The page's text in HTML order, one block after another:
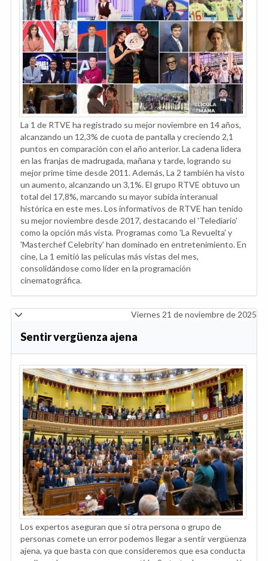
La 1 de RTVE ha registrado su mejor noviembre en 14 años,
alcanzando un 12,3% de cuota de pantalla y creciendo 2,1
puntos en comparación con el año anterior. La cadena lidera
en las franjas de madrugada, mañana y tarde, logrando su
mejor prime time desde 2011. Además, La 2 también ha visto
un aumento, alcanzando un 3,1%. El grupo RTVE obtuvo un
total del 17,8%, marcando su mayor subida interanual
histórica en este mes. Los informativos de RTVE han tenido
su mejor noviembre desde 2017, destacando el 'Telediario'
como la opción más vista. Programas como 'La Revuelta' y
'Masterchef Celebrity' han dominado en entretenimiento. En
cine, La 1 emitió las películas más vistas del mes,
consolidándose como líder en la programación
cinematográfica.
Viernes 21 de noviembre de 2025
Sentir vergüenza ajena
Los expertos aseguran que si otra persona o grupo de
personas comete un error podemos llegar a sentir vergüenza
ajena, ya que basta con que consideremos que esa conducta